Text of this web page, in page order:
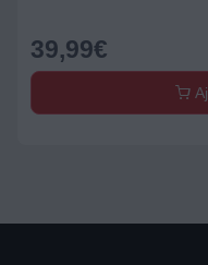
39,99€